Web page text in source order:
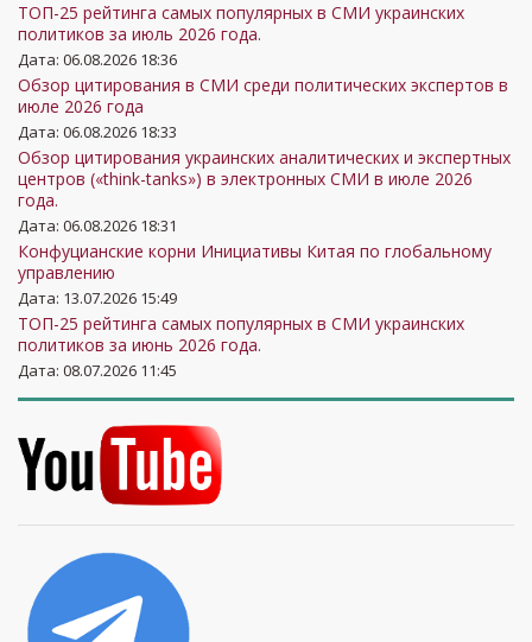
ТОП-25 рейтинга самых популярных в СМИ украинских
политиков за июль 2026 года.
Дата: 06.08.2026 18:36
Обзор цитирования в СМИ среди политических экспертов в
июле 2026 года
Дата: 06.08.2026 18:33
Обзор цитирования украинских аналитических и экспертных
центров («think-tanks») в электронных СМИ в июле 2026
года.
Дата: 06.08.2026 18:31
Конфуцианские корни Инициативы Китая по глобальному
управлению
Дата: 13.07.2026 15:49
ТОП-25 рейтинга самых популярных в СМИ украинских
политиков за июнь 2026 года.
Дата: 08.07.2026 11:45